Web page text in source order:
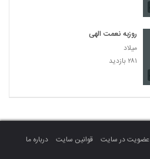
روزبه نعمت الهی
میلاد
۲۸۱ بازدید
عضویت در سایت قوانین سایت
درباره ما